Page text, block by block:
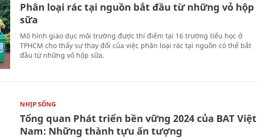
Phân loại rác tại nguồn bắt đầu từ những vỏ hộp
sữa
Mô hình giáo dục môi trường được thí điểm tại 16 trường tiểu học ở
TPHCM cho thấy sự thay đổi của việc phân loại rác tại nguồn có thể bắt
đầu từ những vỏ hộp sữa.
NHỊP SỐNG
Tổng quan Phát triển bền vững 2024 của BAT Việt
Nam: Những thành tựu ấn tượng